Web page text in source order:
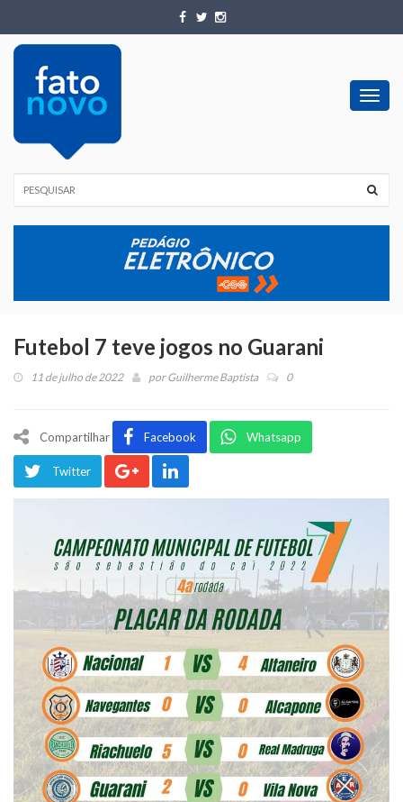
Futebol 7 teve jogos no Guarani
11 de julho de 2022 porGuilherme Baptista 0
Compartilhar Facebook Whatsapp
Twitter